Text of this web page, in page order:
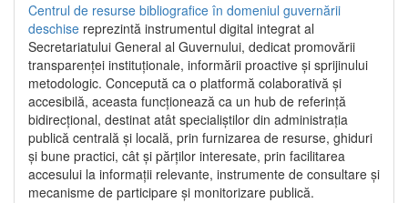
Centrul de resurse bibliografice în domeniul guvernării
deschise reprezintă instrumentul digital integrat al
Secretariatului General al Guvernului, dedicat promovării
transparenței instituționale, informării proactive și sprijinului
metodologic. Concepută ca o platformă colaborativă și
accesibilă, aceasta funcționează ca un hub de referință
bidirecțional, destinat atât specialiștilor din administrația
publică centrală și locală, prin furnizarea de resurse, ghiduri
și bune practici, cât și părților interesate, prin facilitarea
accesului la informații relevante, instrumente de consultare și
mecanisme de participare și monitorizare publică.